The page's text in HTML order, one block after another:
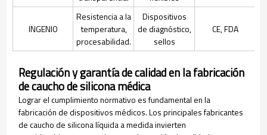
INGENIO
Resistencia a la
temperatura,
procesabilidad.
Dispositivos
de diagnóstico,
sellos
CE, FDA
Regulación y garantía de calidad en la fabricación
de caucho de silicona médica
Lograr el cumplimiento normativo es fundamental en la
fabricación de dispositivos médicos. Los principales fabricantes
de caucho de silicona líquida a medida invierten